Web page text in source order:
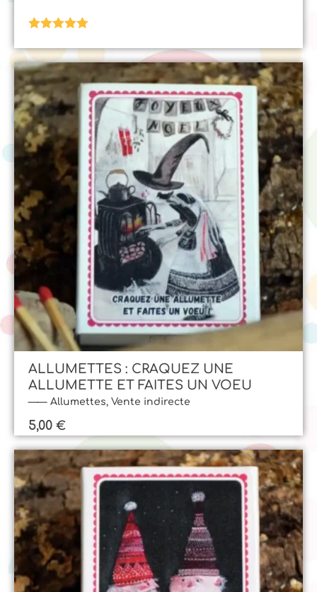
sur 5
Allumettes, Vente indirecte
ALLUMETTES : CRAQUEZ UNE
ALLUMETTE ET FAITES UN VOEU
5,00 €